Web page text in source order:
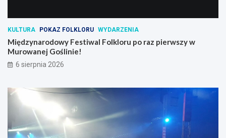
KULTURA POKAZ FOLKLORU WYDARZENIA
Międzynarodowy Festiwal Folkloru po raz pierwszy w
Murowanej Goślinie!
6 sierpnia 2026